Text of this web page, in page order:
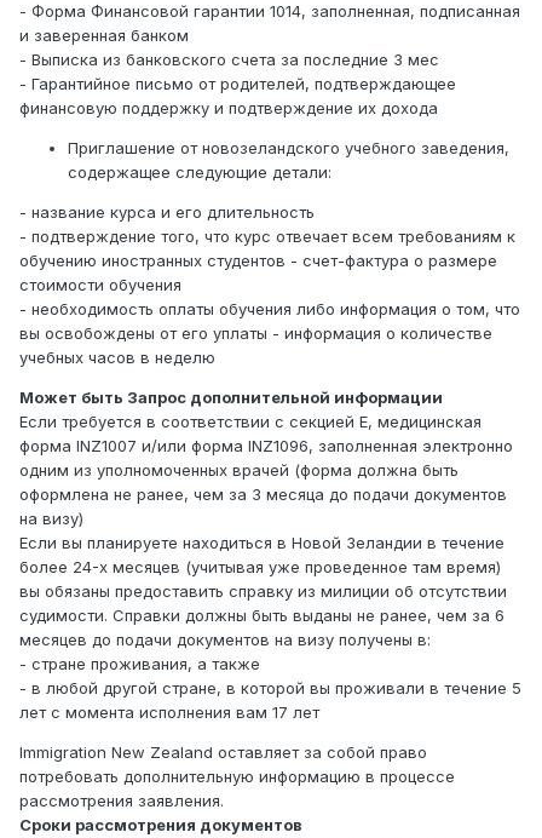
- Форма Финансовой гарантии 1014, заполненная, подписанная
и заверенная банком
- Выписка из банковского счета за последние 3 мес
- Гарантийное письмо от родителей, подтверждающее
финансовую поддержку и подтверждение их дохода
Приглашение от новозеландского учебного заведения,
содержащее следующие детали:
- название курса и его длительность
- подтверждение того, что курс отвечает всем требованиям к
обучению иностранных студентов - счет-фактура о размере
стоимости обучения
- необходимость оплаты обучения либо информация о том, что
вы освобождены от его уплаты - информация о количестве
учебных часов в неделю
Может быть Запрос дополнительной информации
Если требуется в соответствии с секцией Е, медицинская
форма INZ1007 и/или форма INZ1096, заполненная электронно
одним из уполномоченных врачей (форма должна быть
оформлена не ранее, чем за 3 месяца до подачи документов
на визу)
Если вы планируете находиться в Новой Зеландии в течение
более 24-х месяцев (учитывая уже проведенное там время)
вы обязаны предоставить справку из милиции об отсутствии
судимости. Справки должны быть выданы не ранее, чем за 6
месяцев до подачи документов на визу получены в:
- стране проживания, а также
- в любой другой стране, в которой вы проживали в течение 5
лет с момента исполнения вам 17 лет
Immigration New Zealand оставляет за собой право
потребовать дополнительную информацию в процессе
рассмотрения заявления.
Сроки рассмотрения документов